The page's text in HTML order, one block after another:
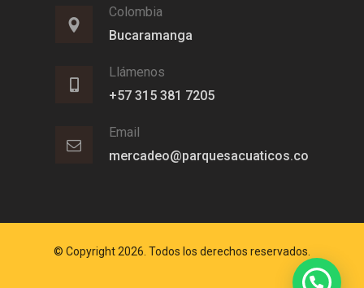
Colombia
Bucaramanga
Llámenos
+57 315 381 7205
Email
mercadeo@parquesacuaticos.co
© Copyright 2026. Todos los derechos reservados.